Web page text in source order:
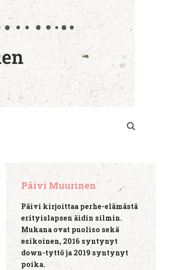
Päivi Muurinen
Päivi kirjoittaa perhe-elämästä
erityislapsen äidin silmin.
Mukana ovat puoliso sekä
esikoinen, 2016 syntynyt
down-tyttö ja 2019 syntynyt
poika.